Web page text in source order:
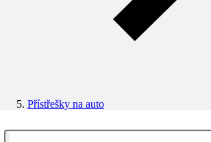
Přístřešky na auto